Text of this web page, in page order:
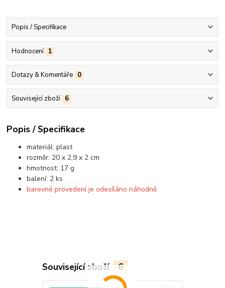
Popis / Specifikace
Hodnocení 1
Dotazy & Komentáře 0
Související zboží 6
Popis / Specifikace
materiál: plast
rozměr: 20 x 2,9 x 2 cm
hmotnost: 17 g
balení: 2 ks
barevné provedení je odesíláno náhodně
Související zboží 6